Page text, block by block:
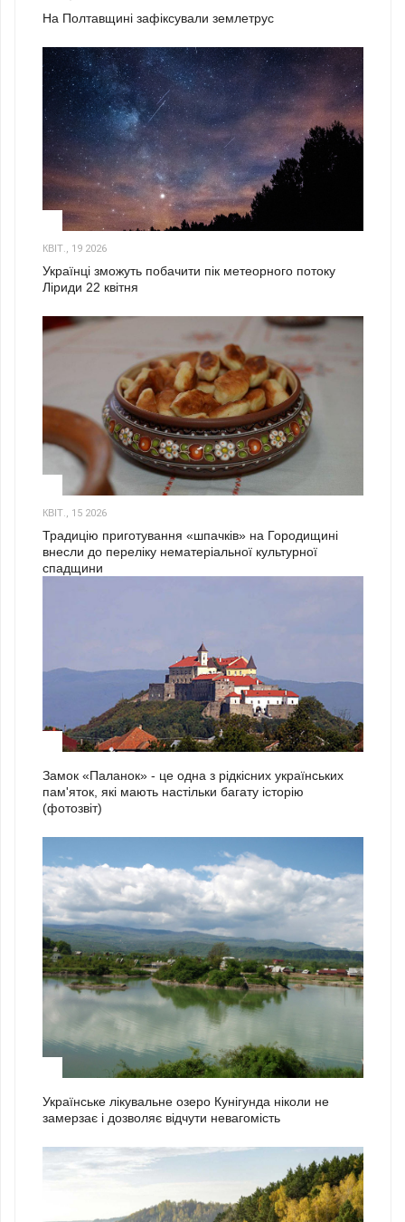
На Полтавщині зафіксували землетрус
КВІТ., 19 2026
Українці зможуть побачити пік метеорного потоку
Ліриди 22 квітня
КВІТ., 15 2026
Традицію приготування «шпачків» на Городищині
внесли до переліку нематеріальної культурної
спадщини
Замок «Паланок» - це одна з рідкісних українських
пам'яток, які мають настільки багату історію
(фотозвіт)
Українське лікувальне озеро Кунігунда ніколи не
замерзає і дозволяє відчути невагомість